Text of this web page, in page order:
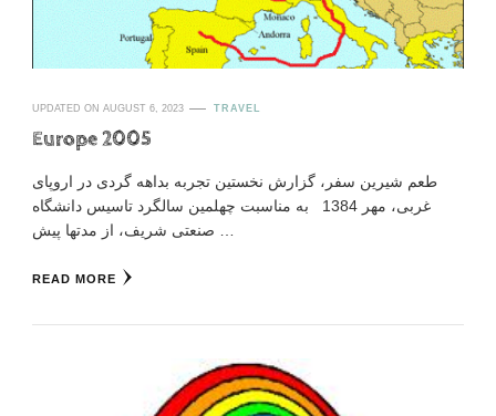
UPDATED ON AUGUST 6, 2023 TRAVEL
Europe 2005
طعم شیرین سفر، گزارش نخستین تجربه بداهه گردی در اروپای
غربی، مهر 1384 به مناسبت چهلمین سالگرد تاسیس دانشگاه
READ MORE